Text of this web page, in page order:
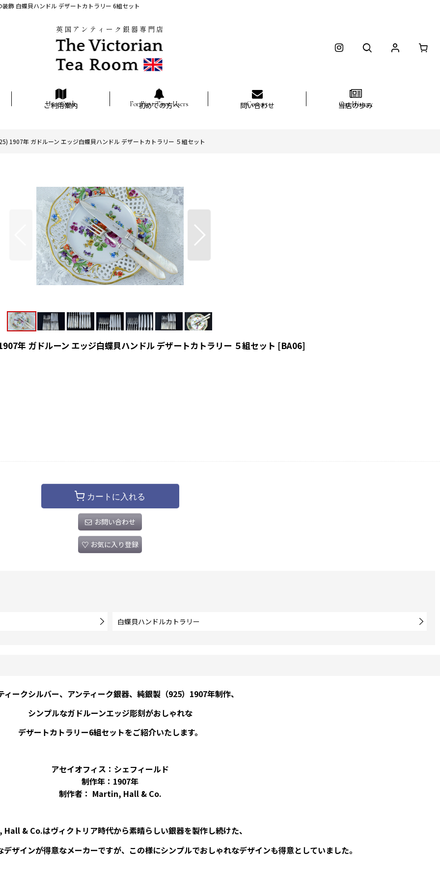
飾 白蝶貝ハンドル デザートカトラリー 6組セット
英国アンティーク銀器専門店
ご利用案内 初めての方へ 問い合わせ 当店の歩み
1907年 ガドルーン エッジ白蝶貝ハンドル デザートカトラリー ５組セット
年 ガドルーン エッジ白蝶貝ハンドル デザートカトラリー ５組セット [BA06]
カートに入れる
お問い合わせ
お気に入り登録
白蝶貝ハンドルカトラリー
ィークシルバー、アンティーク銀器、純銀製（925）1907年制作、
シンプルなガドルーンエッジ彫刻がおしゃれな
デザートカトラリー6組セットをご紹介いたします。
アセイオフィス：シェフィールド
制作年：1907年
制作者： Martin, Hall & Co.
& Co.はヴィクトリア時代から素晴らしい銀器を製作し続けた、
ザインが得意なメーカーですが、この様にシンプルでおしゃれなデザインも得意としていました。